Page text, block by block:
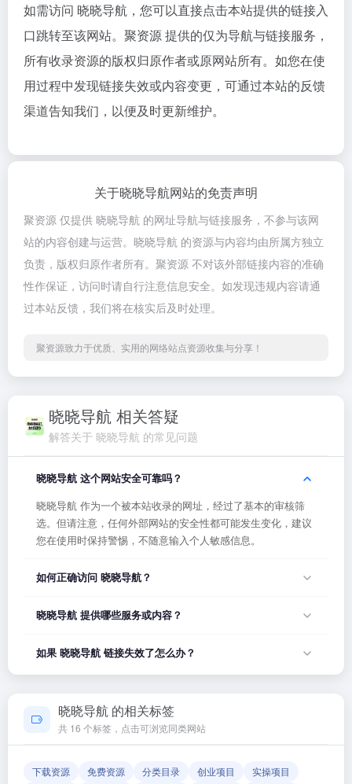
如需访问 晓晓导航，您可以直接点击本站提供的链接入
口跳转至该网站。聚资源 提供的仅为导航与链接服务，
所有收录资源的版权归原作者或原网站所有。如您在使
用过程中发现链接失效或内容变更，可通过本站的反馈
渠道告知我们，以便及时更新维护。
关于晓晓导航网站的免责声明
聚资源 仅提供 晓晓导航 的网址导航与链接服务，不参与该网
站的内容创建与运营。晓晓导航 的资源与内容均由所属方独立
负责，版权归原作者所有。聚资源 不对该外部链接内容的准确
性作保证，访问时请自行注意信息安全。如发现违规内容请通
过本站反馈，我们将在核实后及时处理。
聚资源致力于优质、实用的网络站点资源收集与分享！
晓晓导航 相关答疑
解答关于 晓晓导航 的常见问题
晓晓导航 这个网站安全可靠吗？
晓晓导航 作为一个被本站收录的网址，经过了基本的审核筛
选。但请注意，任何外部网站的安全性都可能发生变化，建议
您在使用时保持警惕，不随意输入个人敏感信息。
如何正确访问 晓晓导航？
或者在浏览器地址栏输入正确的网址。如果遇到无法访问的情
试。
晓晓导航 提供哪些服务或内容？
航平台，致力于帮助用户发现和整理优质网站资源，具体网站
的内容与服务由该网站运营方负责。
如果 晓晓导航 链接失效了怎么办？
确保导航链接的准确性和有效性。
晓晓导航 的相关标签
共 16 个标签，点击可浏览同类网站
下载资源 免费资源 分类目录 创业项目
实操项目